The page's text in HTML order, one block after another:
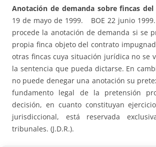
Anotación de demanda sobre fincas del
19 de mayo de 1999.
BOE 22 junio
procede la anotación de demanda si se
propia finca objeto del contrato
otras fincas cuya situación jurídica no se
la sentencia que pueda dictarse. En
no puede denegar una anotación su
fundamento legal de la pretensión
decisión, en cuanto constituyan
jurisdiccional, está reservada
tribunales. (J.D.R.).